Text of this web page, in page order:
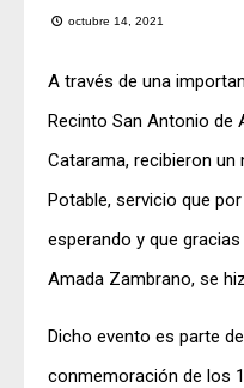
octubre 14, 2021
A través de una
Recinto San Antonio de
Catarama, recibieron un
Potable, servicio que
esperando y que
Amada Zambrano, se
Dicho evento es parte
conmemoración de los